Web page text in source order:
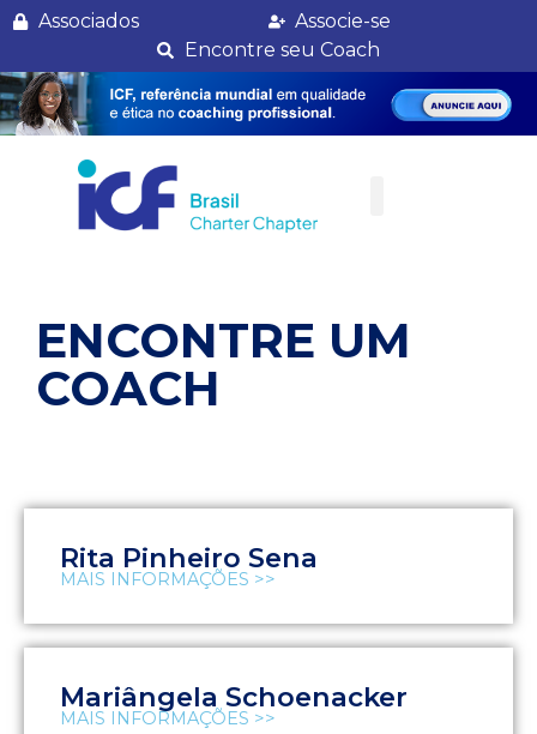
Associados
Associe-se
Encontre seu Coach
ENCONTRE UM
COACH
Rita Pinheiro Sena
MAIS INFORMAÇÕES >>
Mariângela Schoenacker
MAIS INFORMAÇÕES >>